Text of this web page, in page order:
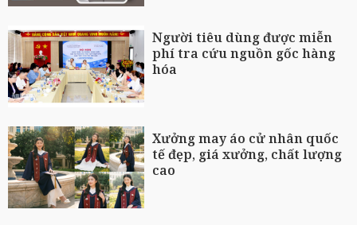
Người tiêu dùng được miễn
phí tra cứu nguồn gốc hàng
hóa
Xưởng may áo cử nhân quốc
tế đẹp, giá xưởng, chất lượng
cao